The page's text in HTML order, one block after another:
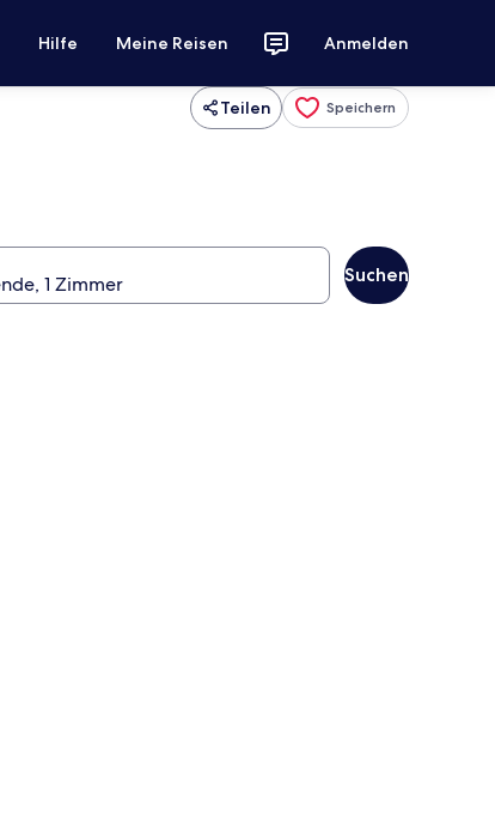
Hilfe Meine Reisen Anmelden
Teilen Speichern
Suchen